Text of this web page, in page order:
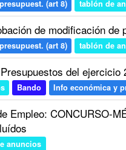
(art 8) tablón de
de modificación de
(art 8) tablón de
del ejercicio
Bando Info económica y
Empleo: CONCURSO-
anuncios